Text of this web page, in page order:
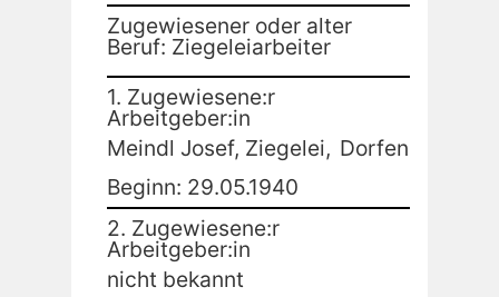
Zugewiesener oder alter
Beruf: Ziegeleiarbeiter
1. Zugewiesene:r
Arbeitgeber:in
Meindl Josef, Ziegelei, Dorfen
Beginn: 29.05.1940
2. Zugewiesene:r
Arbeitgeber:in
nicht bekannt